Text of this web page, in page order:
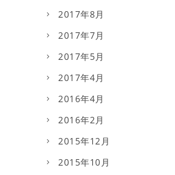
2017年8月
2017年7月
2017年5月
2017年4月
2016年4月
2016年2月
2015年12月
2015年10月